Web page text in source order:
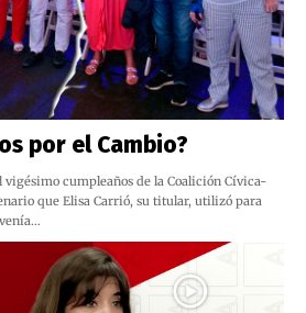
por el Cambio?
vigésimo cumpleaños de la Coalición Cívica-
que Elisa Carrió, su titular, utilizó para